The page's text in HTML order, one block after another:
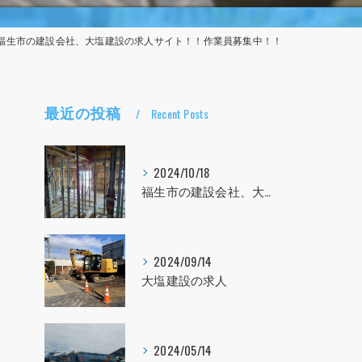
市の建設会社、大塩建設の求人サイト！！作業員募集中！！
最近の投稿 Recent Posts
2024/10/18
福生市の建設会社、大塩建設の求人！！！
2024/09/14
大塩建設の求人
2024/05/14